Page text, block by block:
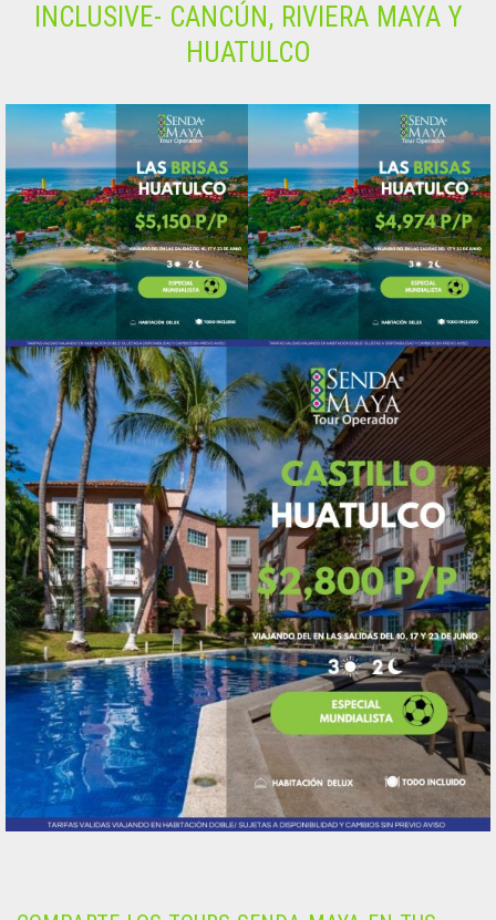
INCLUSIVE- CANCÚN, RIVIERA MAYA Y
HUATULCO